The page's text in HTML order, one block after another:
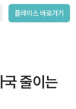
플레이스 바로가기
줄이는